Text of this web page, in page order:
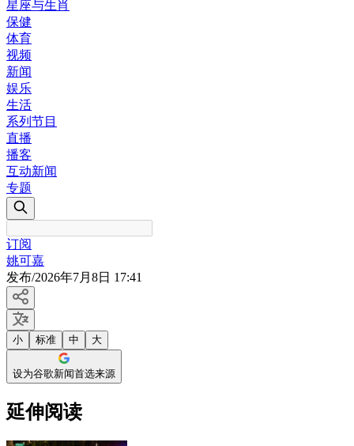
星座与生肖
保健
体育
视频
新闻
娱乐
生活
系列节目
直播
播客
互动新闻
专题
订阅
姚可嘉
发布/2026年7月8日 17:41
小 标准 中 大
设为谷歌新闻首选来源
延伸阅读